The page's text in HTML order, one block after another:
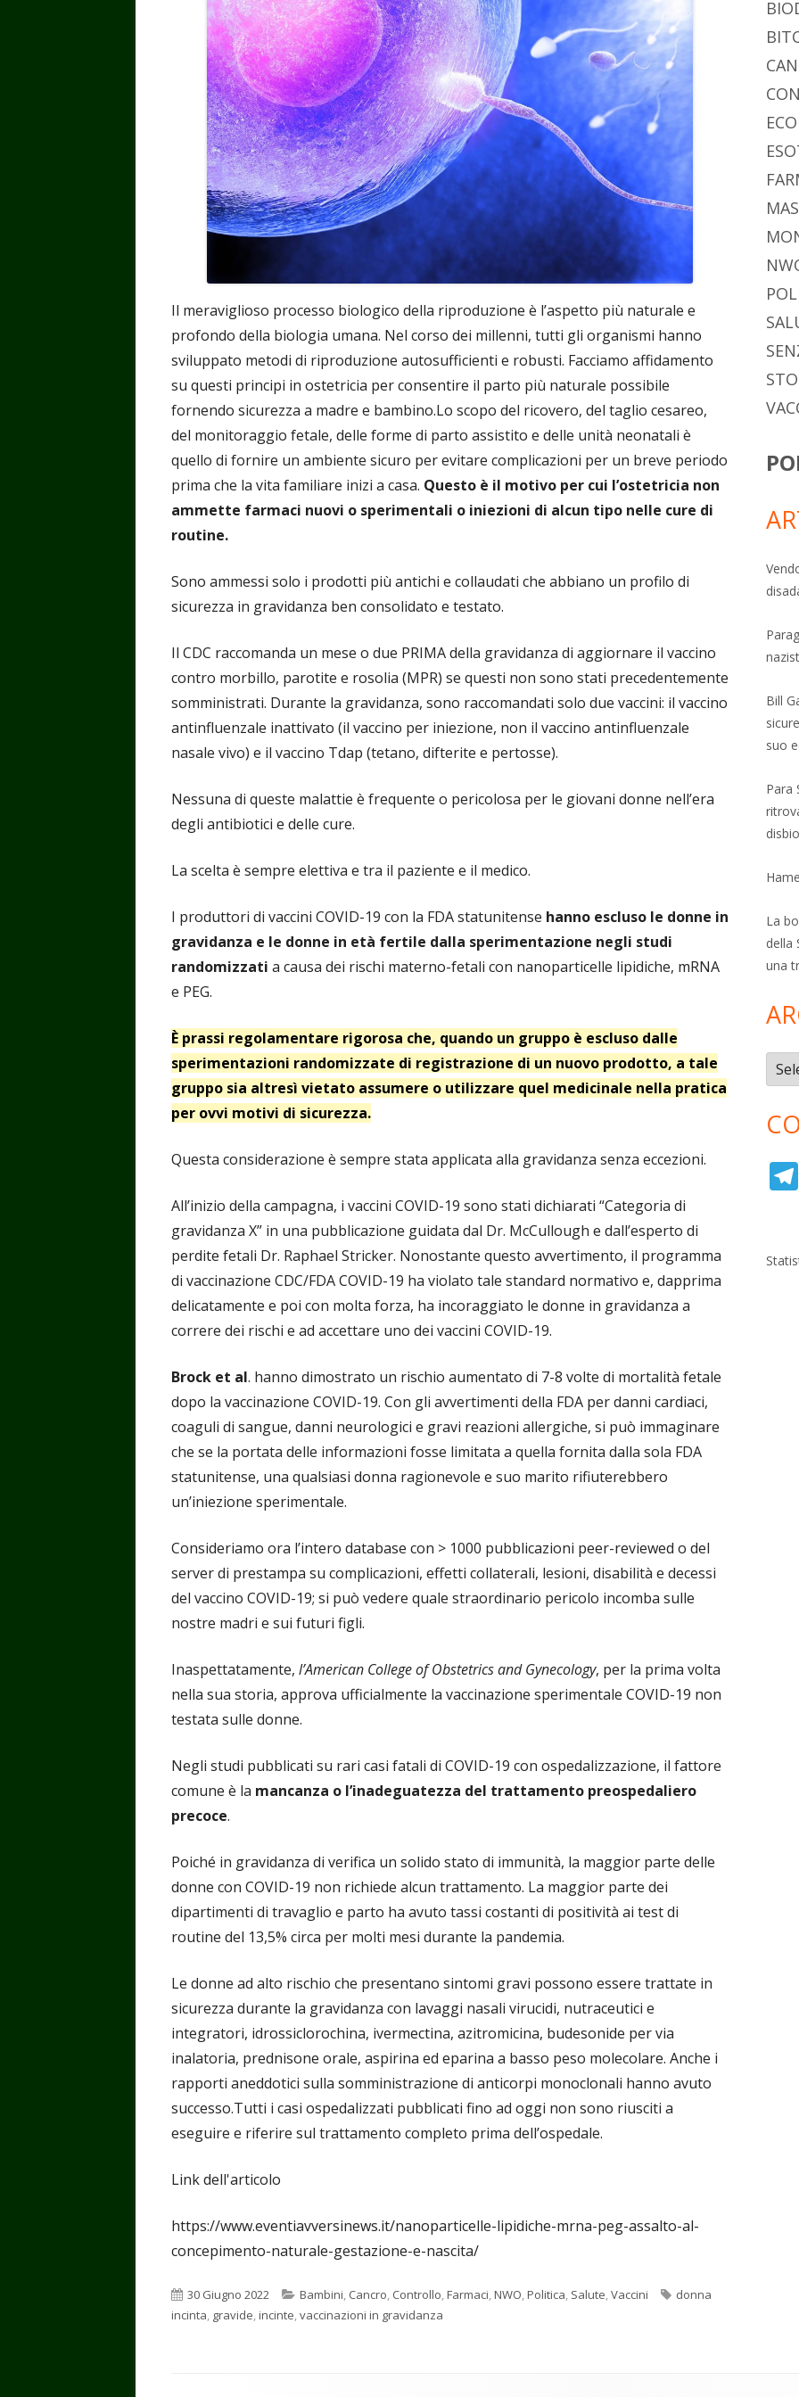
finestra
Il meraviglioso processo biologico della riproduzione è l’aspetto più naturale e
profondo della biologia umana. Nel corso dei millenni, tutti gli organismi hanno
sviluppato metodi di riproduzione autosufficienti e robusti. Facciamo affidamento
su questi principi in ostetricia per consentire il parto più naturale possibile
fornendo sicurezza a madre e bambino.Lo scopo del ricovero, del taglio cesareo,
del monitoraggio fetale, delle forme di parto assistito e delle unità neonatali è
quello di fornire un ambiente sicuro per evitare complicazioni per un breve periodo
prima che la vita familiare inizi a casa. Questo è il motivo per cui l’ostetricia non
ammette farmaci nuovi o sperimentali o iniezioni di alcun tipo nelle cure di
routine.
Sono ammessi solo i prodotti più antichi e collaudati che abbiano un profilo di
sicurezza in gravidanza ben consolidato e testato.
Il CDC raccomanda un mese o due PRIMA della gravidanza di aggiornare il vaccino
contro morbillo, parotite e rosolia (MPR) se questi non sono stati precedentemente
somministrati. Durante la gravidanza, sono raccomandati solo due vaccini: il vaccino
antinfluenzale inattivato (il vaccino per iniezione, non il vaccino antinfluenzale
nasale vivo) e il vaccino Tdap (tetano, difterite e pertosse).
Nessuna di queste malattie è frequente o pericolosa per le giovani donne nell’era
degli antibiotici e delle cure.
La scelta è sempre elettiva e tra il paziente e il medico.
I produttori di vaccini COVID-19 con la FDA statunitense hanno escluso le donne in
gravidanza e le donne in età fertile dalla sperimentazione negli studi
randomizzati a causa dei rischi materno-fetali con nanoparticelle lipidiche, mRNA
e PEG.
È prassi regolamentare rigorosa che, quando un gruppo è escluso dalle
sperimentazioni randomizzate di registrazione di un nuovo prodotto, a tale
gruppo sia altresì vietato assumere o utilizzare quel medicinale nella pratica
per ovvi motivi di sicurezza.
Questa considerazione è sempre stata applicata alla gravidanza senza eccezioni.
All’inizio della campagna, i vaccini COVID-19 sono stati dichiarati “Categoria di
gravidanza X” in una pubblicazione guidata dal Dr. McCullough e dall’esperto di
perdite fetali Dr. Raphael Stricker. Nonostante questo avvertimento, il programma
di vaccinazione CDC/FDA COVID-19 ha violato tale standard normativo e, dapprima
delicatamente e poi con molta forza, ha incoraggiato le donne in gravidanza a
correre dei rischi e ad accettare uno dei vaccini COVID-19.
Brock et al. hanno dimostrato un rischio aumentato di 7-8 volte di mortalità fetale
dopo la vaccinazione COVID-19. Con gli avvertimenti della FDA per danni cardiaci,
coaguli di sangue, danni neurologici e gravi reazioni allergiche, si può immaginare
che se la portata delle informazioni fosse limitata a quella fornita dalla sola FDA
statunitense, una qualsiasi donna ragionevole e suo marito rifiuterebbero
un’iniezione sperimentale.
Consideriamo ora l’intero database con > 1000 pubblicazioni peer-reviewed o del
server di prestampa su complicazioni, effetti collaterali, lesioni, disabilità e decessi
del vaccino COVID-19; si può vedere quale straordinario pericolo incomba sulle
nostre madri e sui futuri figli.
Inaspettatamente, l’American College of Obstetrics and Gynecology, per la prima volta
nella sua storia, approva ufficialmente la vaccinazione sperimentale COVID-19 non
testata sulle donne.
Negli studi pubblicati su rari casi fatali di COVID-19 con ospedalizzazione, il fattore
comune è la mancanza o l’inadeguatezza del trattamento preospedaliero
precoce.
Poiché in gravidanza di verifica un solido stato di immunità, la maggior parte delle
donne con COVID-19 non richiede alcun trattamento. La maggior parte dei
dipartimenti di travaglio e parto ha avuto tassi costanti di positività ai test di
routine del 13,5% circa per molti mesi durante la pandemia.
Le donne ad alto rischio che presentano sintomi gravi possono essere trattate in
sicurezza durante la gravidanza con lavaggi nasali virucidi, nutraceutici e
integratori, idrossiclorochina, ivermectina, azitromicina, budesonide per via
inalatoria, prednisone orale, aspirina ed eparina a basso peso molecolare. Anche i
rapporti aneddotici sulla somministrazione di anticorpi monoclonali hanno avuto
successo.Tutti i casi ospedalizzati pubblicati fino ad oggi non sono riusciti a
eseguire e riferire sul trattamento completo prima dell’ospedale.
Link dell'articolo
https://www.eventiavversinews.it/nanoparticelle-lipidiche-mrna-peg-assalto-al-
concepimento-naturale-gestazione-e-nascita/
Pubblicato
30 Giugno 2022 Categorie
Bambini, Cancro, Controllo,Farmaci,NWO,Politica, Salute,Vaccini Tag
donna
incinta, gravide,incinte,vaccinazioni in gravidanza
Bill
suo
Para
La
della
una